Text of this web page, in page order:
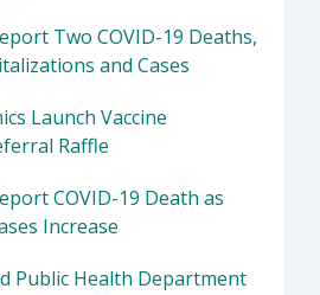
Two COVID-19 Deaths,
and Cases
Launch Vaccine
Raffle
COVID-19 Death as
Increase
Public Health Department